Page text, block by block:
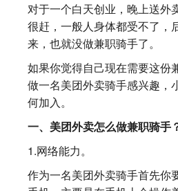
对于一个白天创业，晚上送外
很赶，一般人身体都受不了，
来，也就没做兼职骑手了。
如果你觉得自己现在需要这份
做一名美团外卖骑手感兴趣，
何加入。
一、美团外卖怎么做兼职骑手
1.网络能力。
作为一名美团外卖骑手首先你